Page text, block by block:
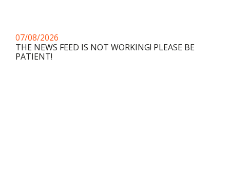
07/08/2026
THE NEWS FEED IS NOT WORKING! PLEASE BE
PATIENT!